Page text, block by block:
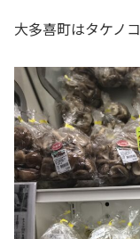
大多喜町はタケノ